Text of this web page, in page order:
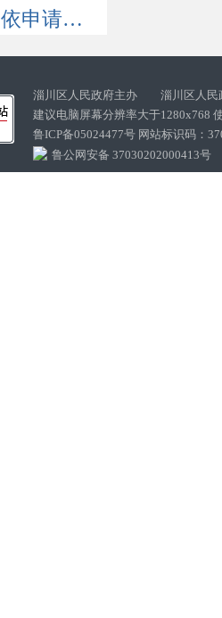
依申请公开
淄川区人民政府主办 淄川区人民
建议电脑屏幕分辨率大于1280x768
鲁ICP备05024477号 网站标识码：
鲁公网安备 37030202000413号